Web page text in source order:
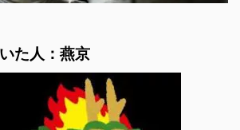
た人：燕京